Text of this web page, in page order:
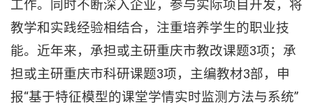
工作。同时不断深入企业，参与实际项目开发，将
教学和实践经验相结合，注重培养学生的职业技
能。近年来，承担或主研重庆市教改课题3项；承
担或主研重庆市科研课题3项，主编教材3部，申
报“基于特征模型的课堂学情实时监测方法与系统”